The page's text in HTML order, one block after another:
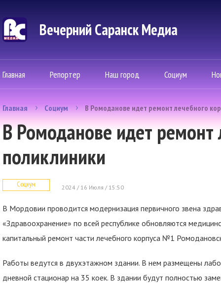
Вечерний Саранск Mедиа
Главная Репортер Наш город Социум
Главная Социум В Ромоданове идет ремонт лечебного
В Ромоданове идет ремонт
поликлиники
Социум 2024 / 16 Июля / 15:50
В Мордовии проводится модернизация первичного звена
«Здравоохранение» по всей республике обновляются
капитальный ремонт части лечебного корпуса №1
Работы ведутся в двухэтажном здании. В нем размещены
дневной стационар на 35 коек. В здании будут полностью